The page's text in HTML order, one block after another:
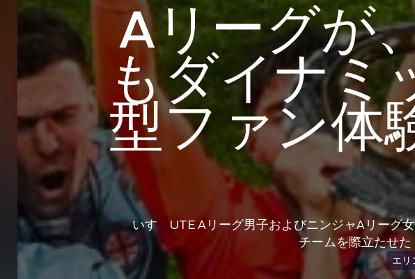
Aリーグが
もダイナミ
型ファン体
いすゞUTE Aリーグ男子およびニンジャAリーグ
チームを際立たせ
エリ